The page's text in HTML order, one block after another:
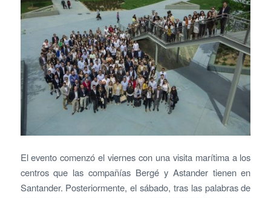
El evento comenzó el viernes con una visita marítima a los
centros que las compañías Bergé y Astander tienen en
Santander. Posteriormente, el sábado, tras las palabras de